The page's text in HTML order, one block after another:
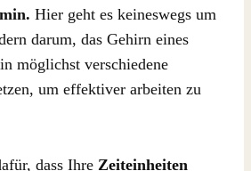
Hier geht es keineswegs um
darum, das Gehirn eines
möglichst verschiedene
um effektiver arbeiten zu
dass Ihre Zeiteinheiten